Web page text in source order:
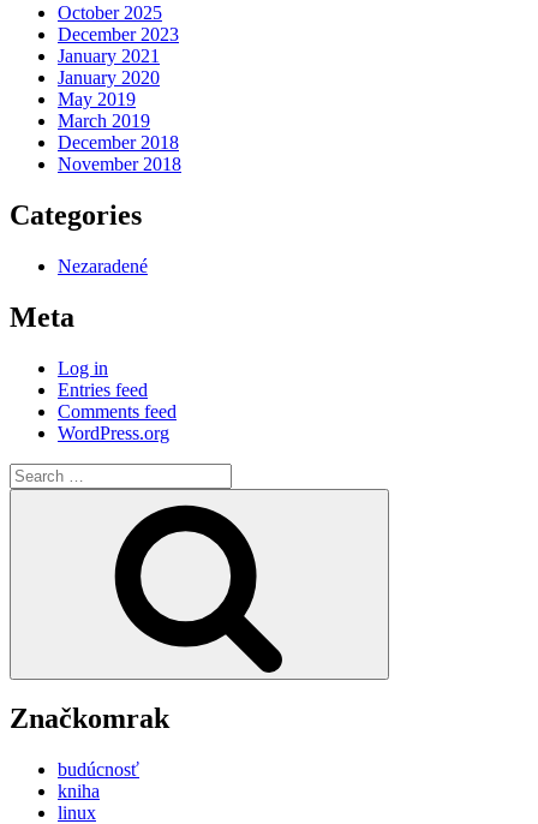
October 2025
December 2023
January 2021
January 2020
May 2019
March 2019
December 2018
November 2018
Categories
Nezaradené
Meta
Log in
Entries feed
Comments feed
WordPress.org
Search
for:
Značkomrak
budúcnosť
kniha
linux